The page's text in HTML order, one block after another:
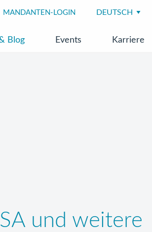
MANDANTEN-LOGIN
Blog Events Karriere
und weitere